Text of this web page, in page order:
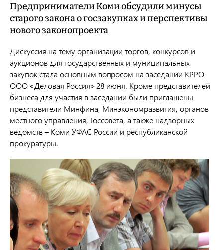
Предприниматели Коми обсудили минусы
старого закона о госзакупках и перспективы
нового законопроекта
Дискуссия на тему организации торгов, конкурсов и
аукционов для государственных и муниципальных
закупок стала основным вопросом на заседании КРРО
ООО «Деловая Россия» 28 июня. Кроме представителей
бизнеса для участия в заседании были приглашены
представители Минфина, Минэкономразвития, органов
местного управления, Госсовета, а также надзорных
ведомств – Коми УФАС России и республиканской
прокуратуры.